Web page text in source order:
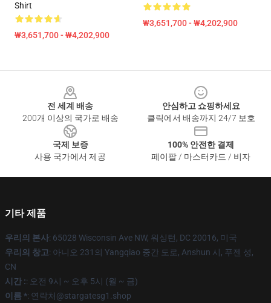
Shirt
₩3,651,700 - ₩4,202,900
₩3,651,700 - ₩4,202,900
전 세계 배송
200개 이상의 국가로 배송
안심하고 쇼핑하세요
클릭에서 배송까지 24/7 보호
국제 보증
사용 국가에서 제공
100% 안전한 결제
페이팔 / 마스터카드 / 비자
기타 제품
우리의 본사: 65028 Wisconsin Ave NW, 워싱턴, DC 20016, 미국
우리의 창고: 아니오 231의 Yangqiao 중간 도로, Anshun 시, 푸젠 성,
CN
시간 :: 오전 9시 ~ 오후 5시 (월 ~ 금)
이름 *: 연락처@stargatesg1.shop